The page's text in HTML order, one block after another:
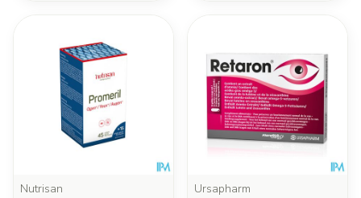
Nutrisan
Ursapharm